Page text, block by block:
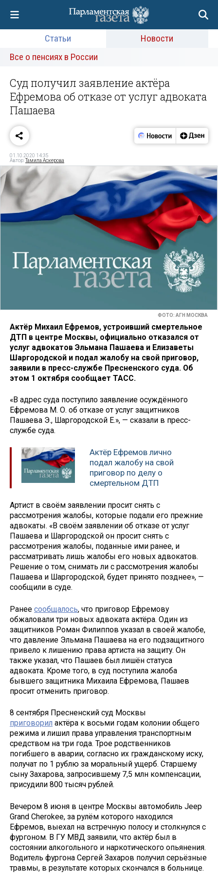
Статьи
Новости
Все о пенсиях в России
Суд получил заявление актёра
Ефремова об отказе от услуг адвоката
Пашаева
01.10.2020 14:35
Автор:Тамила Аскерова
ФОТО: АГН МОСКВА
Актёр Михаил Ефремов, устроивший смертельное
ДТП в центре Москвы, официально отказался от
услуг адвокатов Эльмана Пашаева и Елизаветы
Шаргородской и подал жалобу на свой приговор,
заявили в пресс-службе Пресненского суда. Об
этом 1 октября сообщает ТАСС.
«В адрес суда поступило заявление осуждённого
Ефремова М. О. об отказе от услуг защитников
Пашаева Э., Шаргородской Е.», — сказали в пресс-
службе суда.
Актёр Ефремов лично
подал жалобу на свой
приговор по делу о
смертельном ДТП
Артист в своём заявлении просит снять с
рассмотрения жалобы, которые подали его прежние
адвокаты. «В своём заявлении об отказе от услуг
Пашаева и Шаргородской он просит снять с
рассмотрения жалобы, поданные ими ранее, и
рассматривать лишь жалобы его новых адвокатов.
Решение о том, снимать ли с рассмотрения жалобы
Пашаева и Шаргородской, будет принято позднее», —
сообщили в суде.
Ранее сообщалось, что приговор Ефремову
обжаловали три новых адвоката актёра. Один из
защитников Роман Филиппов указал в своей жалобе,
что давление Эльмана Пашаева на его подзащитного
привело к лишению права артиста на защиту. Он
также указал, что Пашаев был лишён статуса
адвоката. Кроме того, в суд поступила жалоба
бывшего защитника Михаила Ефремова, Пашаев
просит отменить приговор.
8 сентября Пресненский суд Москвы
приговорил актёра к восьми годам колонии общего
режима и лишил права управления транспортным
средством на три года. Трое родственников
погибшего в аварии, согласно их гражданскому иску,
получат по 1 рублю за моральный ущерб. Старшему
сыну Захарова, запросившему 7,5 млн компенсации,
присудили 800 тысяч рублей.
Вечером 8 июня в центре Москвы автомобиль Jeep
Grand Cherokee, за рулём которого находился
Ефремов, выехал на встречную полосу и столкнулся с
фургоном. В ГУ МВД заявили, что актёр был в
состоянии алкогольного и наркотического опьянения.
Водитель фургона Сергей Захаров получил серьёзные
травмы, в результате которых скончался в больнице.